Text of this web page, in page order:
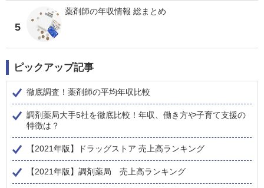
5
薬剤師の年収情報 総まとめ
ピックアップ記事
徹底調査！薬剤師の平均年収比較
調剤薬局大手5社を徹底比較！年収、働き方や子育て支援の
特徴は？
【2021年版】ドラッグストア 売上高ランキング
【2021年版】調剤薬局 売上高ランキング